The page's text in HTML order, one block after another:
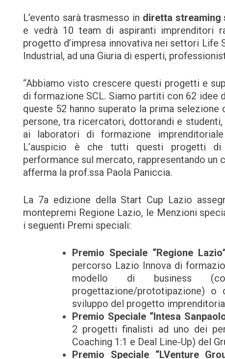
L’evento sarà trasmesso in diretta streaming
e vedrà 10 team di aspiranti imprenditori
progetto d’impresa innovativa nei settori Life
Industrial, ad una Giuria di esperti,
“Abbiamo visto crescere questi progetti e
di formazione SCL. Siamo partiti con 62 idee
queste 52 hanno superato la prima
persone, tra ricercatori, dottorandi e
ai laboratori di formazione
L’auspicio è che tutti questi progetti
performance sul mercato, rappresentando
afferma la prof.ssa Paola Paniccia.
La 7a edizione della Start Cup Lazio
montepremi Regione Lazio, le Menzioni
i seguenti Premi speciali:
Premio Speciale “Regione
percorso Lazio Innova di
modello di business
progettazione/prototipazione)
sviluppo del progetto
Premio Speciale “Intesa
2 progetti finalisti ad uno dei
Coaching 1:1 e Deal Line-Up) del
Premio Speciale “LVenture